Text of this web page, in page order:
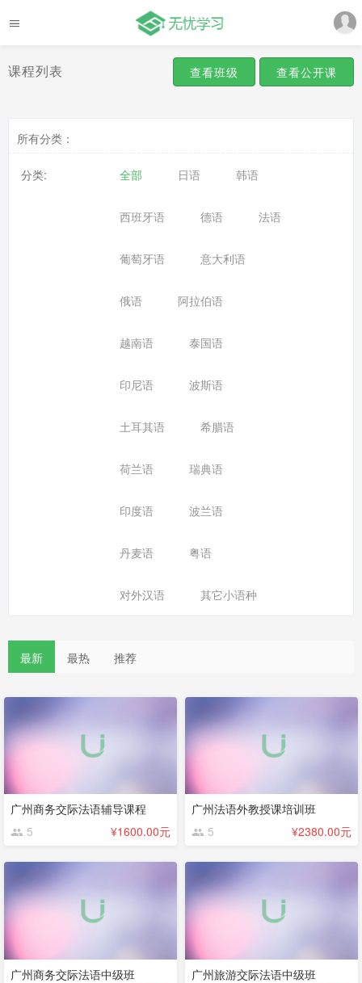
课程列表 查看班级 查看公开课
所有分类：
分类: 全部 日语 韩语
西班牙语 德语 法语
葡萄牙语 意大利语
俄语 阿拉伯语
越南语 泰国语
印尼语 波斯语
土耳其语 希腊语
荷兰语 瑞典语
印度语 波兰语
丹麦语 粤语
对外汉语 其它小语种
最新 最热 推荐
广州商务交际法语辅导课程
5
¥1600.00元
广州法语外教授课培训班
5
¥2380.00元
广州商务交际法语中级班
广州旅游交际法语中级班